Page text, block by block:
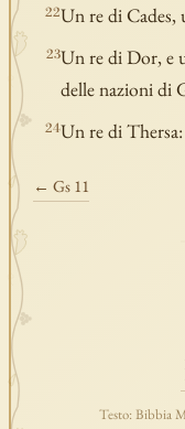
22Un re di Cades,
23Un re di Dor, e
delle nazioni di
24Un re di
← Gs 11
Testo: Bibbia